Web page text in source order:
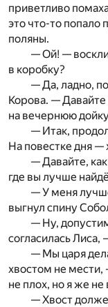
приветливо
это что-то попало
поляны.
— Ой! —
в коробку?
— Да, ладно,
Корова. —
на вечернюю
— Итак,
На повестке дня —
— Давайте,
где вы лучше
— У меня
выгнул спину
— Ну,
согласилась
— Мы царя
хвостом не
не плох, но я же
— Хвост